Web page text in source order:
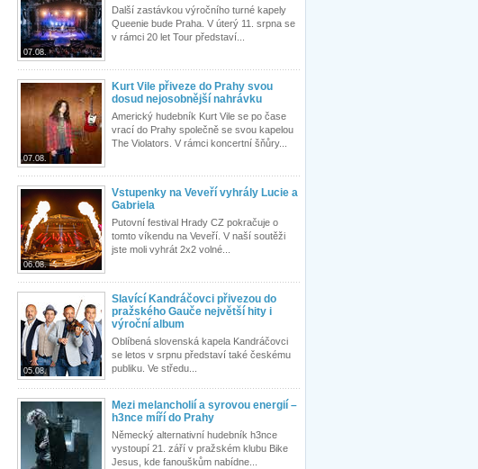
07.08.
Další zastávkou výročního turné kapely
Queenie bude Praha. V úterý 11. srpna se
v rámci 20 let Tour představí...
07.08.
Kurt Vile přiveze do Prahy svou
dosud nejosobnější nahrávku
Americký hudebník Kurt Vile se po čase
vrací do Prahy společně se svou kapelou
The Violators. V rámci koncertní šňůry...
06.08.
Vstupenky na Veveří vyhrály Lucie a
Gabriela
Putovní festival Hrady CZ pokračuje o
tomto víkendu na Veveří. V naší soutěži
jste moli vyhrát 2x2 volné...
05.08.
Slavící Kandráčovci přivezou do
pražského Gauče největší hity i
výroční album
Oblíbená slovenská kapela Kandráčovci
se letos v srpnu představí také českému
publiku. Ve středu...
Mezi melancholií a syrovou energií –
h3nce míří do Prahy
Německý alternativní hudebník h3nce
vystoupí 21. září v pražském klubu Bike
Jesus, kde fanouškům nabídne...